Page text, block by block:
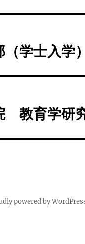
（学士入
教育学
powered by